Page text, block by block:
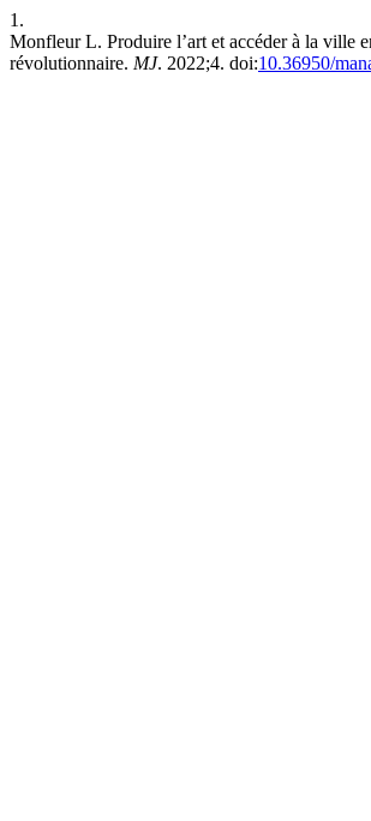
1.
Monfleur L. Produire l’art et accéder à la ville
révolutionnaire. MJ. 2022;4. doi:10.36950/